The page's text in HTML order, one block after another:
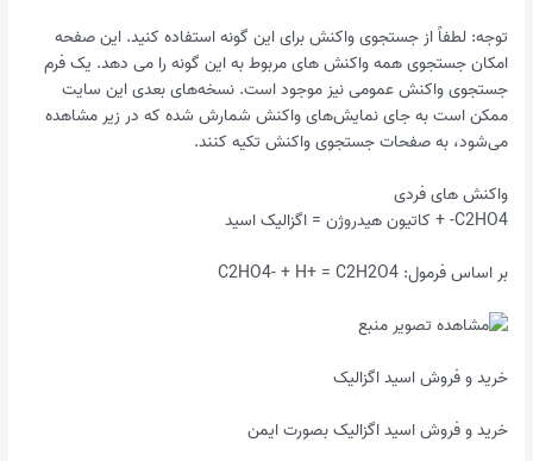
توجه: لطفاً از جستجوی واکنش برای این گونه استفاده کنید. این صفحه
امکان جستجوی همه واکنش های مربوط به این گونه را می دهد. یک فرم
جستجوی واکنش عمومی نیز موجود است. نسخه‌های بعدی این سایت
ممکن است به جای نمایش‌های واکنش شمارش شده که در زیر مشاهده
می‌شود، به صفحات جستجوی واکنش تکیه کنند.
واکنش های فردی
C2HO4- + کاتیون هیدروژن = اگزالیک اسید
بر اساس فرمول: C2HO4- + H+ = C2H2O4
خرید و فروش اسید اگزالیک
خرید و فروش اسید اگزالیک بصورت ایمن